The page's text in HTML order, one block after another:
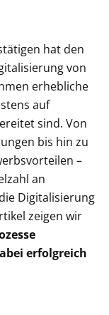
hat den
von
­­erhebliche
auf
sind. Von
bis hin zu
–
an
Digitalisierung
zeigen wir
erfolgreich